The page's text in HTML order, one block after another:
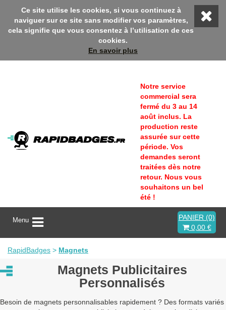
sur Rapidbadges ! En ce moment, profitez d'une
Ce site utilise les cookies, si vous continuez à
naviguer sur ce site sans modifier vos paramètres,
cela signifie que vous consentez à l’utilisation de ces
cookies.
En savoir plus
Notre service
commercial sera
fermé du 3 au 14
août inclus. La
production reste
assurée sur cette
période. Vos
demandes seront
traitées dès notre
retour. Nous vous
souhaitons un bel
été !
A
t
v
e
r
n
Menu
PANIER (0)
0,00 €
RapidBadges > Magnets
Magnets Publicitaires
Personnalisés
Besoin de magnets personnalisables rapidement ? Des formats variés